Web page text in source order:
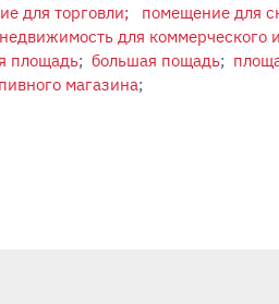
для торговли; помещение для
недвижимость для коммерческого
площадь; большая пощадь;
магазина;